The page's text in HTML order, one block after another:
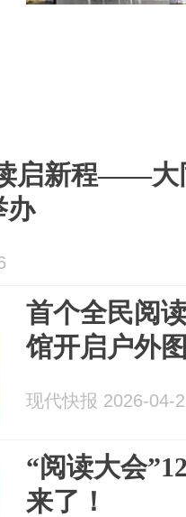
启新程——大
办
首个全民阅
馆开启户外
现代快报 2026-04-
“阅读大会
来了！